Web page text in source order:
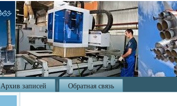
Архив записей Обратная связь